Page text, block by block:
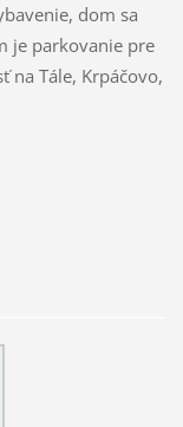
dom sa
je parkovanie pre
na Tále, Krpáčovo,